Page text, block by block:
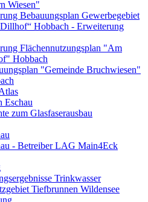
Wiesen"
Bebauungsplan Gewerbegebiet
Hobbach - Erweiterung
Flächennutzungsplan "Am
Hobbach
"Gemeinde Bruchwiesen"
Eschau
zum Glasfaserausbau
- Betreiber LAG Main4Eck
Trinkwasser
Tiefbrunnen Wildensee